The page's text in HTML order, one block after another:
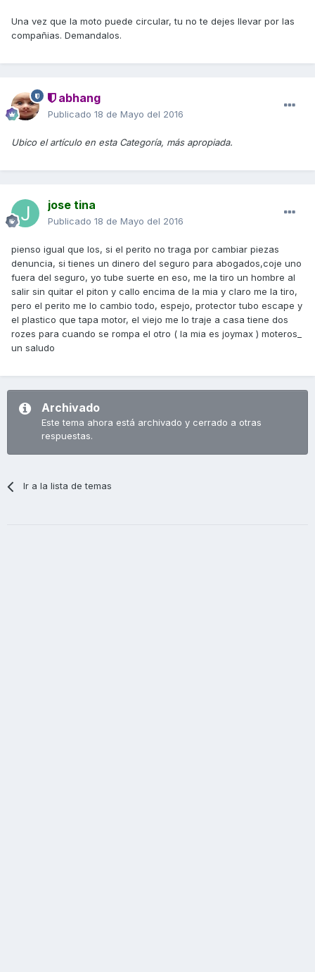
Una vez que la moto puede circular, tu no te dejes llevar por las
compañias. Demandalos.
abhang
Publicado 18 de Mayo del 2016
Ubico el artículo en esta Categoría, más apropiada.
jose tina
Publicado 18 de Mayo del 2016
pienso igual que los, si el perito no traga por cambiar piezas
denuncia, si tienes un dinero del seguro para abogados,coje uno
fuera del seguro, yo tube suerte en eso, me la tiro un hombre al
salir sin quitar el piton y callo encima de la mia y claro me la tiro,
pero el perito me lo cambio todo, espejo, protector tubo escape y
el plastico que tapa motor, el viejo me lo traje a casa tiene dos
rozes para cuando se rompa el otro ( la mia es joymax ) moteros_
un saludo
Archivado
Este tema ahora está archivado y cerrado a otras
respuestas.
Ir a la lista de temas